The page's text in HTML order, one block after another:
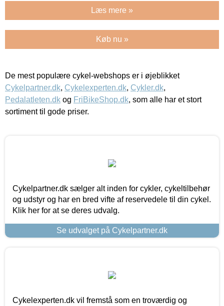
Læs mere »
Køb nu »
De mest populære cykel-webshops er i øjeblikket
Cykelpartner.dk, Cykelexperten.dk, Cykler.dk,
Pedalatleten.dk og FriBikeShop.dk, som alle har et stort
sortiment til gode priser.
Cykelpartner.dk sælger alt inden for cykler, cykeltilbehør
og udstyr og har en bred vifte af reservedele til din cykel.
Klik her for at se deres udvalg.
Se udvalget på Cykelpartner.dk
Cykelexperten.dk vil fremstå som en troværdig og